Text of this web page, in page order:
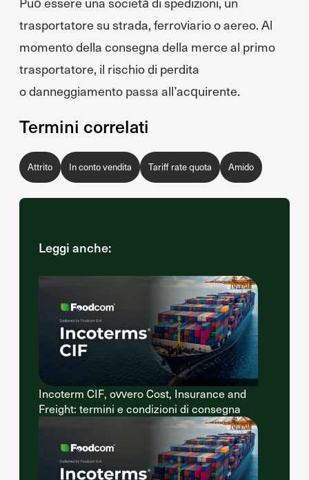
trasportatore su strada, ferroviario o aereo. Al
momento della consegna della merce al primo
trasportatore, il rischio di perdita
o danneggiamento passa all’acquirente.
Termini correlati
Attrito In conto vendita Tariff rate quota Amido
Leggi anche:
Incoterm CIF, ovvero Cost, Insurance and
Freight: termini e condizioni di consegna